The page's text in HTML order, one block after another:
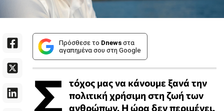
Πρόσθεσε το Dnews στα
αγαπημένα σου στη Google
Σ τόχος μας να κάνουμε ξανά την
πολιτική χρήσιμη στη ζωή των
ανθρώπων. Η ώρα δεν περιμένει.